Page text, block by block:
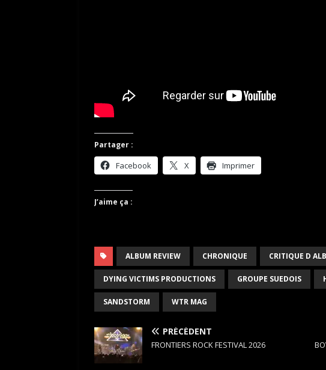
Partager :
Facebook X Imprimer
J’aime ça :
ALBUM REVIEW CHRONIQUE CRITIQUE D
DYING VICTIMS PRODUCTIONS GROUPE SUEDOIS
SANDSTORM WTR MAG
PRÉCÉDENT
FRONTIERS ROCK FESTIVAL 2026